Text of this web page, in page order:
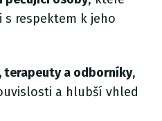
respektem k jeho
terapeuty a odborníky,
a hlubší vhled